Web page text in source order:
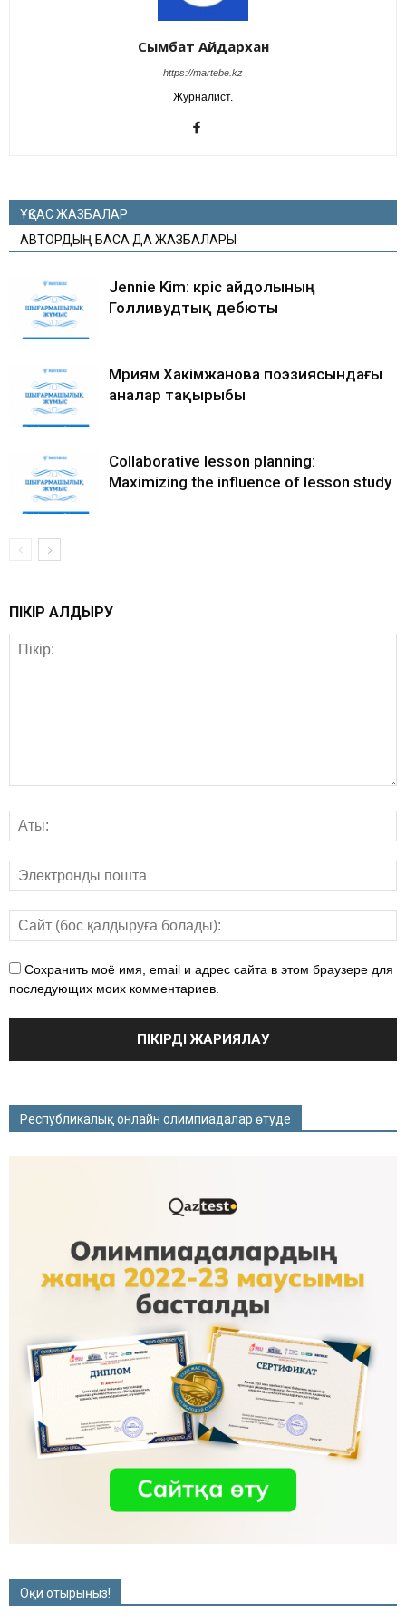
Сымбат Айдархан
https://martebe.kz
Журналист.
ҰҚСАС ЖАЗБАЛАР
АВТОРДЫҢ БАСҚА ДА ЖАЗБАЛАРЫ
Jennie Kim: кәріс айдолының
Голливудтық дебюты
Мәриям Хакімжанова поэзиясындағы
аналар тақырыбы
Collaborative lesson planning:
Maximizing the influence of lesson study
ПІКІР ҚАЛДЫРУ
Сохранить моё имя, email и адрес сайта в этом браузере для
последующих моих комментариев.
Республикалық онлайн олимпиадалар өтуде
Оқи отырыңыз!